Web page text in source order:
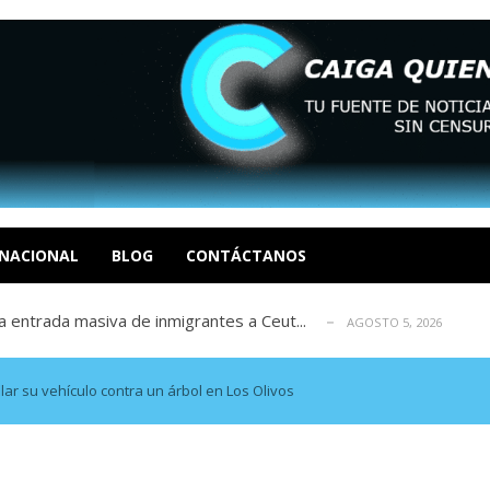
BLOG CONTÁCTANOS
I por la libertad inmediata de l... AGOSTO 5, 2026
revisión de su solicitud de l... AGOSTO 5, 2026
según ONG AGOSTO 5, 2026
entrada masiva de inmigrantes a Ceut...
La tragedia de Venezuela no admi... AGOSTO 5, 2026
I por la libertad inmediata de l... AGOSTO 5, 2026
revisión de su solicitud de l...
según ONG AGOSTO 5, 2026
su vehículo contra un árbol en Los Olivos